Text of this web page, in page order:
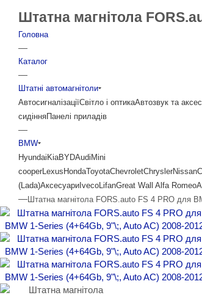
Штатна магнітола
Головна
—
Каталог
—
Штатні автомагнітоли
АвтосигналізаціїСвітло і оптикаАвтозвук та
сидінняПанелі приладів
—
BMW
Hyundai KiaBYDAudi Mini
cooperLexus HondaToyotaChevroletChryslerNissan
(Lada)Аксесуари IvecoLifanGreat Wall Alfa Romeo
—Штатна магнітола FORS.auto FS 4 PRO для